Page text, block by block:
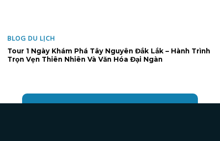
BLOG DU LỊCH
Tour 1 Ngày Khám Phá Tây Nguyên Đắk Lắk – Hành Trình
Trọn Vẹn Thiên Nhiên Và Văn Hóa Đại Ngàn